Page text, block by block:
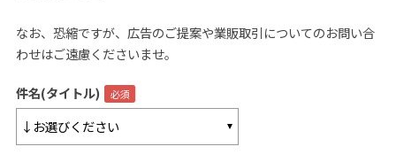
マイページ
初めての方へ ご利用ガイド
なお、恐縮ですが、広告のご提案や業販取引についてのお問い合
わせはご遠慮くださいませ。
件名(タイトル)